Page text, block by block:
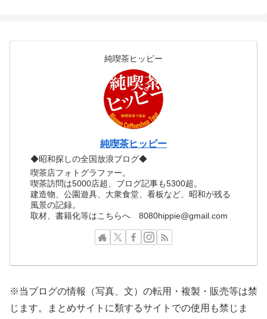
純喫茶ヒッピー
純喫茶ヒッピー
◆昭和探しの全国放浪ブログ◆
喫茶店フォトグラファー。
喫茶訪問は5000店超、ブログ記事も5300超。
建造物、公園遊具、大衆食堂、看板など、昭和が残る
風景の記録。
取材、書籍化等はこちらへ 8080hippie@gmail.com
※当ブログの情報（写真、文）の転用・複製・販売等は禁
じます。まとめサイトに類するサイトでの使用も禁じま